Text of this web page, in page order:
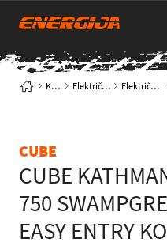
Kolesa Električna kolesa Električna trekking
CUBE
CUBE
750
EASY ENTRY